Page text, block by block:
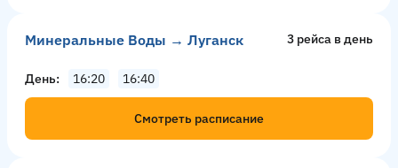
Минеральные Воды → Луганск 3 рейсa в день
День 16:20 16:40
Смотреть расписание